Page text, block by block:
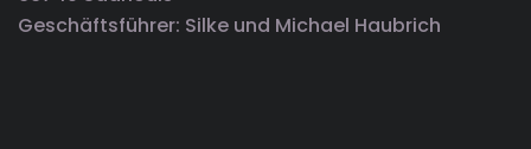
Geschäftsführer: Silke und Michael Haubrich